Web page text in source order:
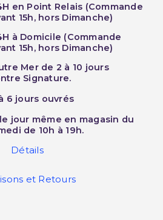
en Point Relais (Commande
15h, hors Dimanche)
à Domicile (Commande
15h, hors Dimanche)
Mer de 2 à 10 jours
Signature.
6 jours ouvrés
jour même en magasin du
de 10h à 19h.
Détails
et Retours